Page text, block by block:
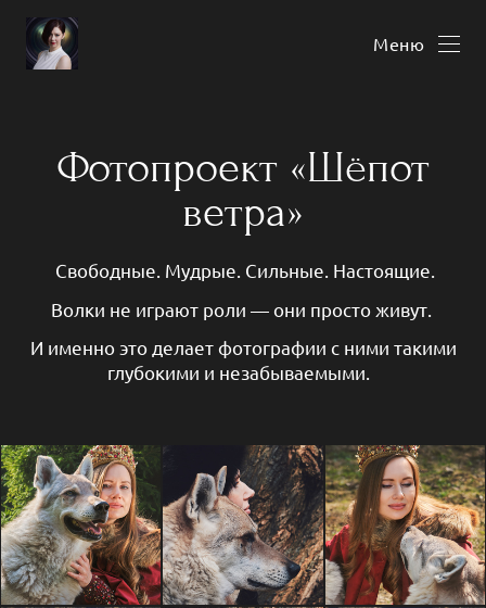
Меню
Фотопроект «Шёпот
ветра»
Свободные. Мудрые. Сильные. Настоящие.
Волки не играют роли — они просто живут.
И именно это делает фотографии с ними такими
глубокими и незабываемыми.